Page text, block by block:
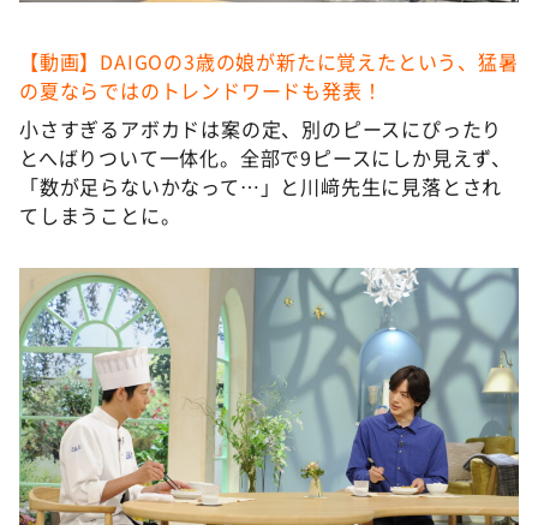
【動画】DAIGOの3歳の娘が新たに覚えたという、猛暑
の夏ならではのトレンドワードも発表！
小さすぎるアボカドは案の定、別のピースにぴったり
とへばりついて一体化。全部で9ピースにしか見えず、
「数が足らないかなって…」と川﨑先生に見落とされ
てしまうことに。